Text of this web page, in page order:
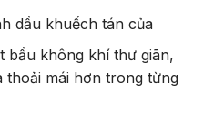
dầu khuếch tán của
bầu không khí thư giãn,
mái hơn trong từng